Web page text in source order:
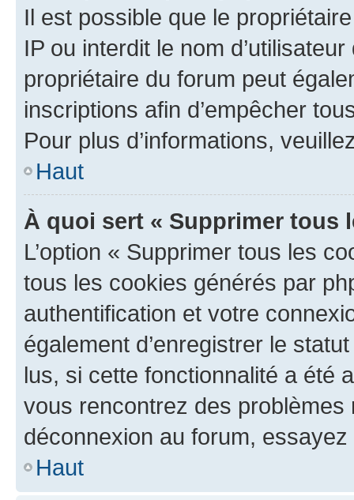
Il est possible que le
IP ou interdit le nom
propriétaire du forum peut
inscriptions afin d’empêcher
Pour plus d’informations,
Haut
À quoi sert « Supprimer tous
L’option « Supprimer tous les
tous les cookies générés par
authentification et votre
également d’enregistrer le
lus, si cette fonctionnalité a été
vous rencontrez des
déconnexion au forum,
Haut